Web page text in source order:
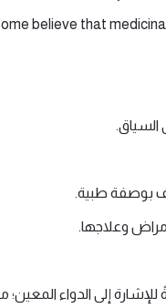
السياق.
بوصفة طبية.
وعلاجها.